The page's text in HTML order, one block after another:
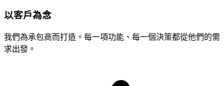
以客戶為念
我們為承包商而打造。每一項功能、每一個決策都從他們的需
求出發。